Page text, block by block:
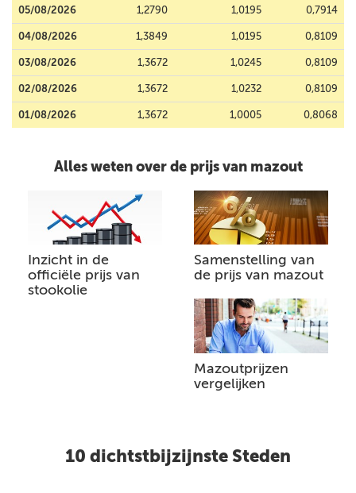
05/08/2026 1,2790 1,0195 0,7914
04/08/2026 1,3849 1,0195 0,8109
03/08/2026 1,3672 1,0245 0,8109
02/08/2026 1,3672 1,0232 0,8109
01/08/2026 1,3672 1,0005 0,8068
Alles weten over de prijs van mazout
Inzicht in de
officiële prijs van
stookolie
Samenstelling van
de prijs van mazout
Mazoutprijzen
vergelijken
10 dichtstbijzijnste Steden